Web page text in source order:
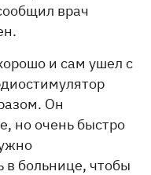
врач
и сам ушел с
Он
но очень быстро
в больнице, чтобы